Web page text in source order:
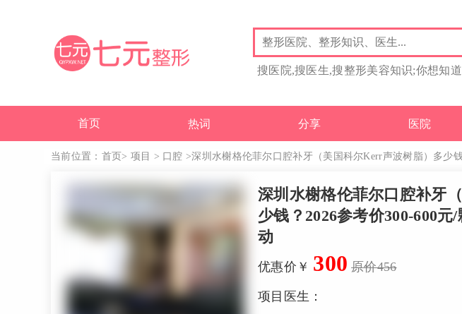
搜医院,搜医生,搜整形美容知识;你想知
首页 热词 分享 医院
当前位置： 首页> 项目 > 口腔 >深圳水榭格伦菲尔口腔补牙（美国科尔Kerr声波树脂）多少
深圳水榭格伦菲尔口腔补牙
少钱？2026参考价300-600
动
优惠价￥ 300 原价456
项目医生：
名称:李浩宇|专科医生